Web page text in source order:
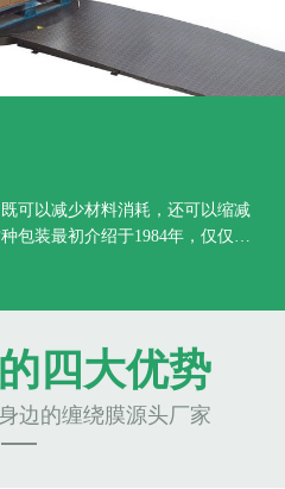
可以减少材料消耗，还可以缩减
包装最初介绍于1984年，仅仅一
四大优势
边的缠绕膜源头厂家